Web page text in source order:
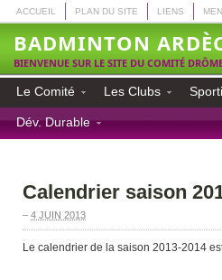
ACCUEIL PLAN DU SITE LIENS
BADMINTON
BIENVENUE SUR LE SITE DU COMITÉ
Le Comité Les Clubs
Dév. Durable
Calendrier saison
– 4 JUIN 2013
Le calendrier de la saison 2013-2014